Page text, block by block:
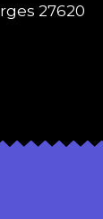
27620